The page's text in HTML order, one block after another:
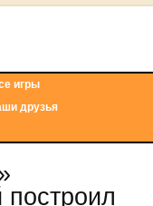
игры
друзья
построил